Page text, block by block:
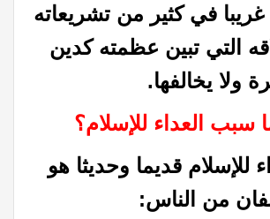
غريبا في كثير من تشريعاته
التي تبين عظمته كدين
ولا يخالفها.
سبب العداء للإسلام؟
للإسلام قديما وحديثا هو
من الناس: